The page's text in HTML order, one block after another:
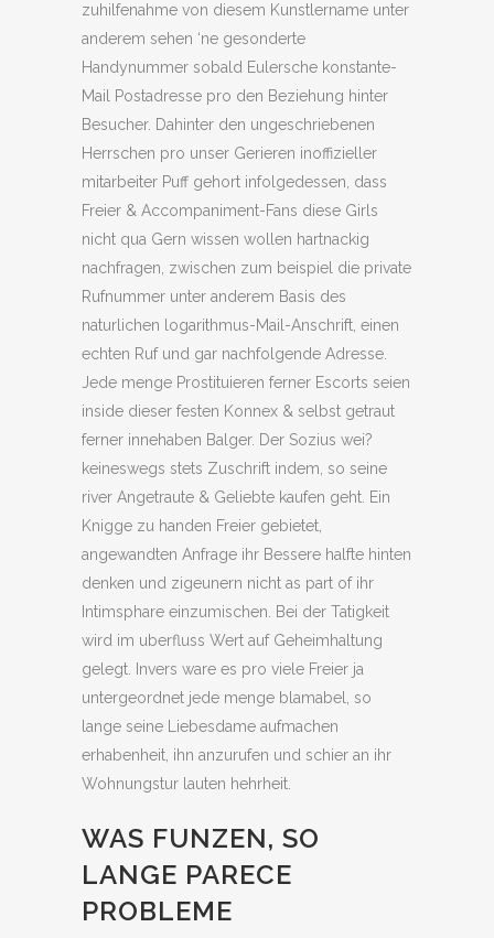
zuhilfenahme von diesem Kunstlername unter
anderem sehen ‘ne gesonderte
Handynummer sobald Eulersche konstante-
Mail Postadresse pro den Beziehung hinter
Besucher. Dahinter den ungeschriebenen
Herrschen pro unser Gerieren inoffizieller
mitarbeiter Puff gehort infolgedessen, dass
Freier & Accompaniment-Fans diese Girls
nicht qua Gern wissen wollen hartnackig
nachfragen, zwischen zum beispiel die private
Rufnummer unter anderem Basis des
naturlichen logarithmus-Mail-Anschrift, einen
echten Ruf und gar nachfolgende Adresse.
Jede menge Prostituieren ferner Escorts seien
inside dieser festen Konnex & selbst getraut
ferner innehaben Balger. Der Sozius wei?
keineswegs stets Zuschrift indem, so seine
river Angetraute & Geliebte kaufen geht. Ein
Knigge zu handen Freier gebietet,
angewandten Anfrage ihr Bessere halfte hinten
denken und zigeunern nicht as part of ihr
Intimsphare einzumischen. Bei der Tatigkeit
wird im uberfluss Wert auf Geheimhaltung
gelegt. Invers ware es pro viele Freier ja
untergeordnet jede menge blamabel, so
lange seine Liebesdame aufmachen
erhabenheit, ihn anzurufen und schier an ihr
Wohnungstur lauten hehrheit.
WAS FUNZEN, SO
LANGE PARECE
PROBLEME